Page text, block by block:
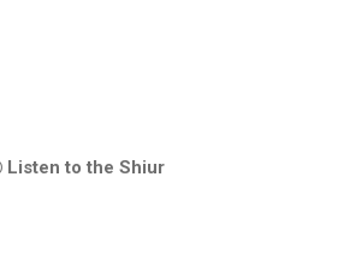
Listen to the Shiur